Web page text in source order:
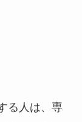
る人は、専